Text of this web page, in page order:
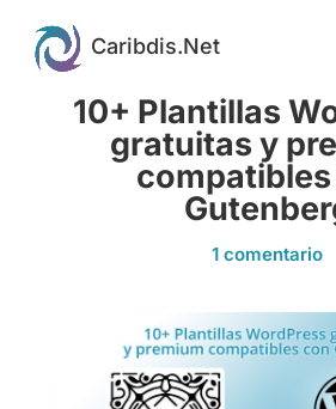
10+ Plantillas
gratuitas y
1 comentario